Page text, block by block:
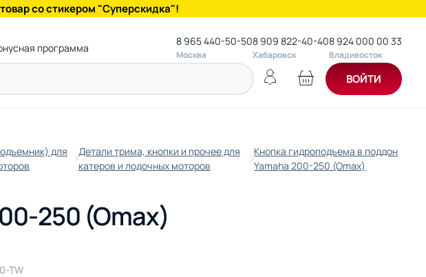
со стикером "Суперскидка"!
программа 8 965 440-50-50
Москва
8 909 822-40-40
Хабаровск
8 924 000 00 33
Владивосток
ВОЙТИ
для
Детали трима, кнопки и прочее для
катеров и лодочных моторов
Кнопка гидроподъема в поддон
Yamaha 200-250 (Omax)
250 (Omax)
TW